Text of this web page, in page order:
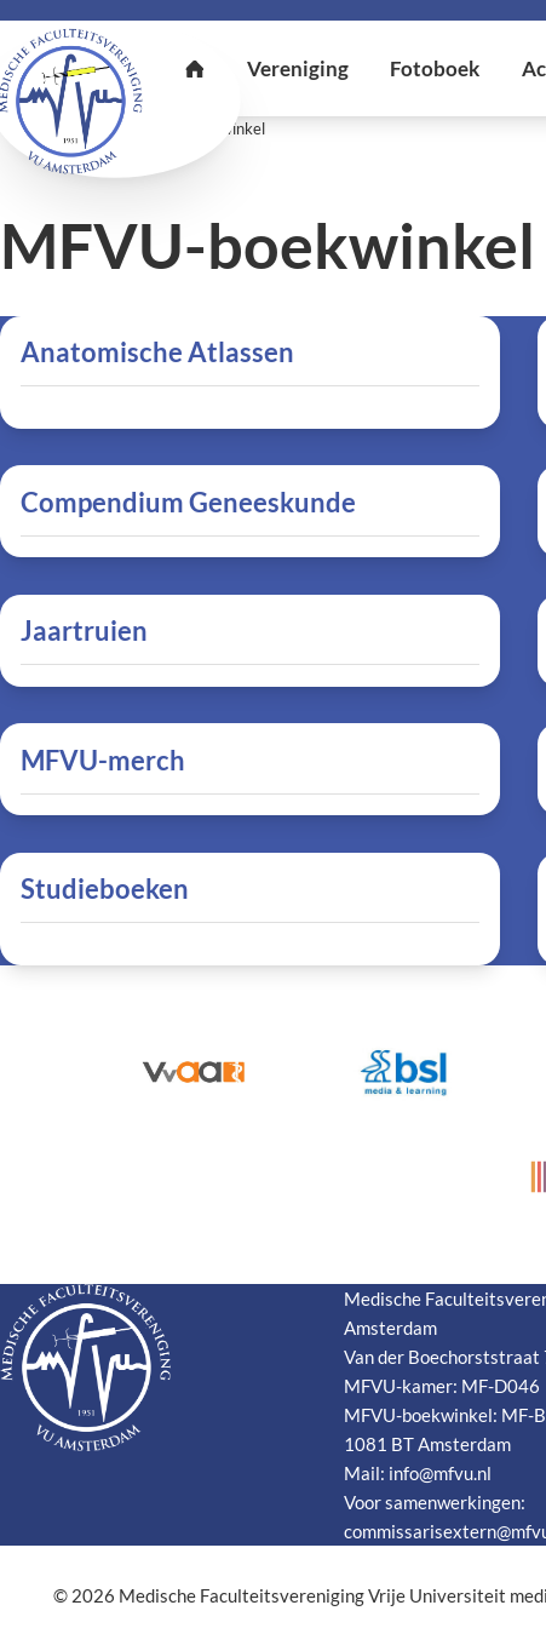
U bent hier: Home MFVU-boekwinkel
MFVU-boekwinkel
Anatomische Atlassen
Compendium Geneeskunde
Jaartruien
MFVU-merch
Studieboeken
Medische
Amsterdam
Van der Boechorststraat
MFVU-kamer: MF-D046
MFVU-boekwinkel: MF-
1081 BT Amsterdam
Mail: info@mfvu.nl
Voor samenwerkingen:
© 2026 Medische Faculteitsvereniging Vrije Universiteit